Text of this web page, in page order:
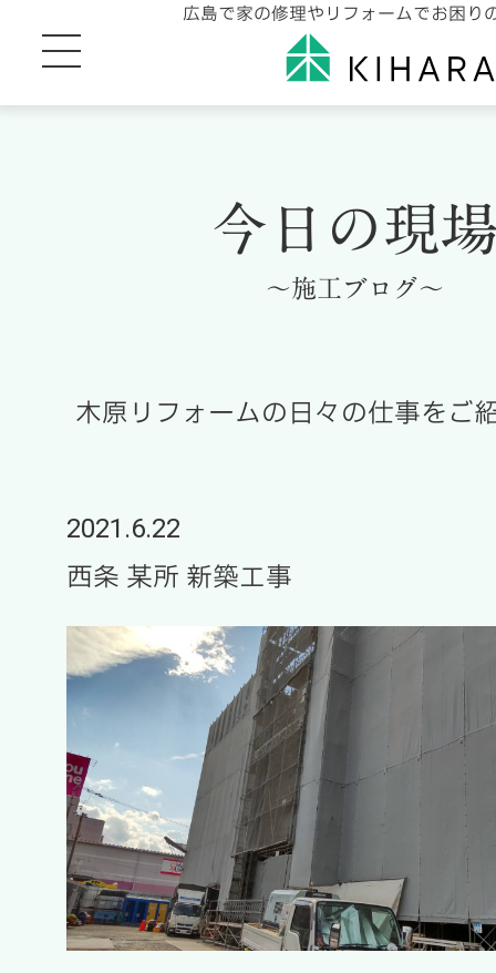
広島で家の修理やリフォームでお困り
今日の現
～施工ブログ～
木原リフォームの日々の仕事をご
2021.6.22
西条 某所 新築工事